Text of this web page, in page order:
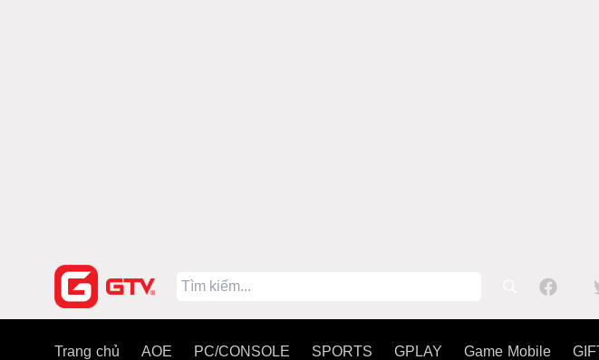
Trang chủ AOE PC/CONSOLE SPORTS GPLAY Game Mobile